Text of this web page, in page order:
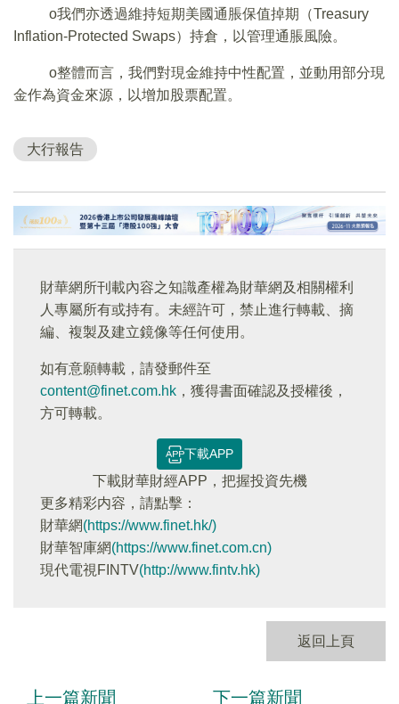
o我們亦透過維持短期美國通脹保值掉期（Treasury
Inflation-Protected Swaps）持倉，以管理通脹風險。
o整體而言，我們對現金維持中性配置，並動用部分現
金作為資金來源，以增加股票配置。
大行報告
財華網所刊載內容之知識產權為財華網及相關權利
人專屬所有或持有。未經許可，禁止進行轉載、摘
編、複製及建立鏡像等任何使用。
如有意願轉載，請發郵件至
content@finet.com.hk ，獲得書面確認及授權後，
方可轉載。
下載APP
下載財華財經APP，把握投資先機
更多精彩内容，請點擊：
財華網(https://www.finet.hk/)
財華智庫網(https://www.finet.com.cn)
現代電視FINTV(http://www.fintv.hk)
返回上頁
上一篇新聞 下一篇新聞